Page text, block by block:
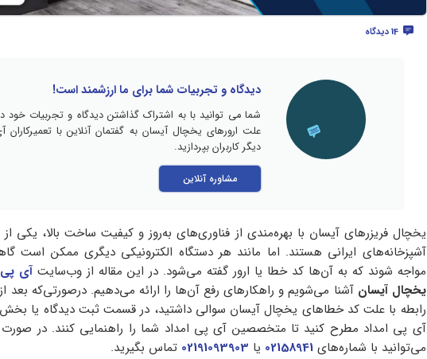
14 دیدگاه
دیدگاه و تجربیات شما برای ما ارزشمند است!
شما می توانید با به اشتراک گذاشتن دیدگاه و تجربیات خود
علت ارورهای یخچال آیسان به گفتمان آنلاین با تعمیرکاران
دیگر کاربران بپردازید.
مشاوره آنلاین
یخچال فریزرهای آیسان با بهره‌مندی از فناوری‌های به‌روز و کیفیت ساخت بالا، یکی از
آشپزخانه‌های ایرانی هستند. اما مانند هر دستگاه الکترونیکی دیگری ممکن است
مواجه شوند که به آن‌ها کد خطا یا ارور گفته می‌شود. در این مقاله از وب‌سایتآی پی
یخچال آیسان آشنا می‌شویم و راهکارهای رفع آن‌ها را ارائه می‌دهیم. درصورتی‌که بعد
رابطه با علت کد خطاهای یخچال آیسان سوالی داشتید، در قسمت ثبت دیدگاه یا
آی پی امداد مطرح کنید تا متخصصین آی پی امداد شما را راهنمایی کنند. در
می‌توانید با شماره‌های 02158941 یا 02191093903 تماس بگیرید.